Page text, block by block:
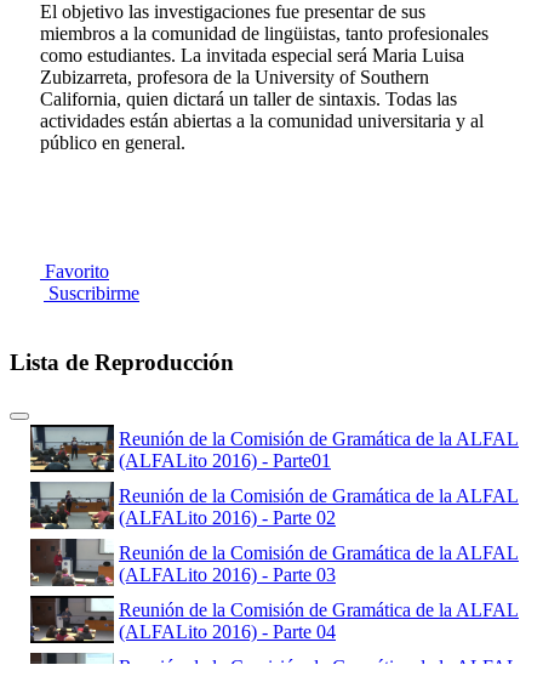
El objetivo las investigaciones fue presentar de sus
miembros a la comunidad de lingüistas, tanto profesionales
como estudiantes. La invitada especial será Maria Luisa
Zubizarreta, profesora de la University of Southern
California, quien dictará un taller de sintaxis. Todas las
actividades están abiertas a la comunidad universitaria y al
público en general.
Favorito
Suscribirme
Lista de Reproducción
Reunión de la Comisión de Gramática de la ALFAL
(ALFALito 2016) - Parte01
Reunión de la Comisión de Gramática de la ALFAL
(ALFALito 2016) - Parte 02
Reunión de la Comisión de Gramática de la ALFAL
(ALFALito 2016) - Parte 03
Reunión de la Comisión de Gramática de la ALFAL
(ALFALito 2016) - Parte 04
Reunión de la Comisión de Gramática de la ALFAL